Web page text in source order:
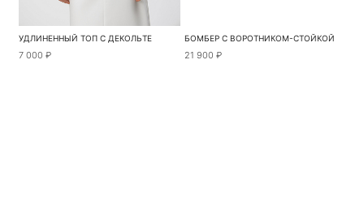
УДЛИНЕННЫЙ ТОП С ДЕКОЛЬТЕ
7 000 ₽
БОМБЕР С ВОРОТНИКОМ-СТОЙКОЙ
21 900 ₽